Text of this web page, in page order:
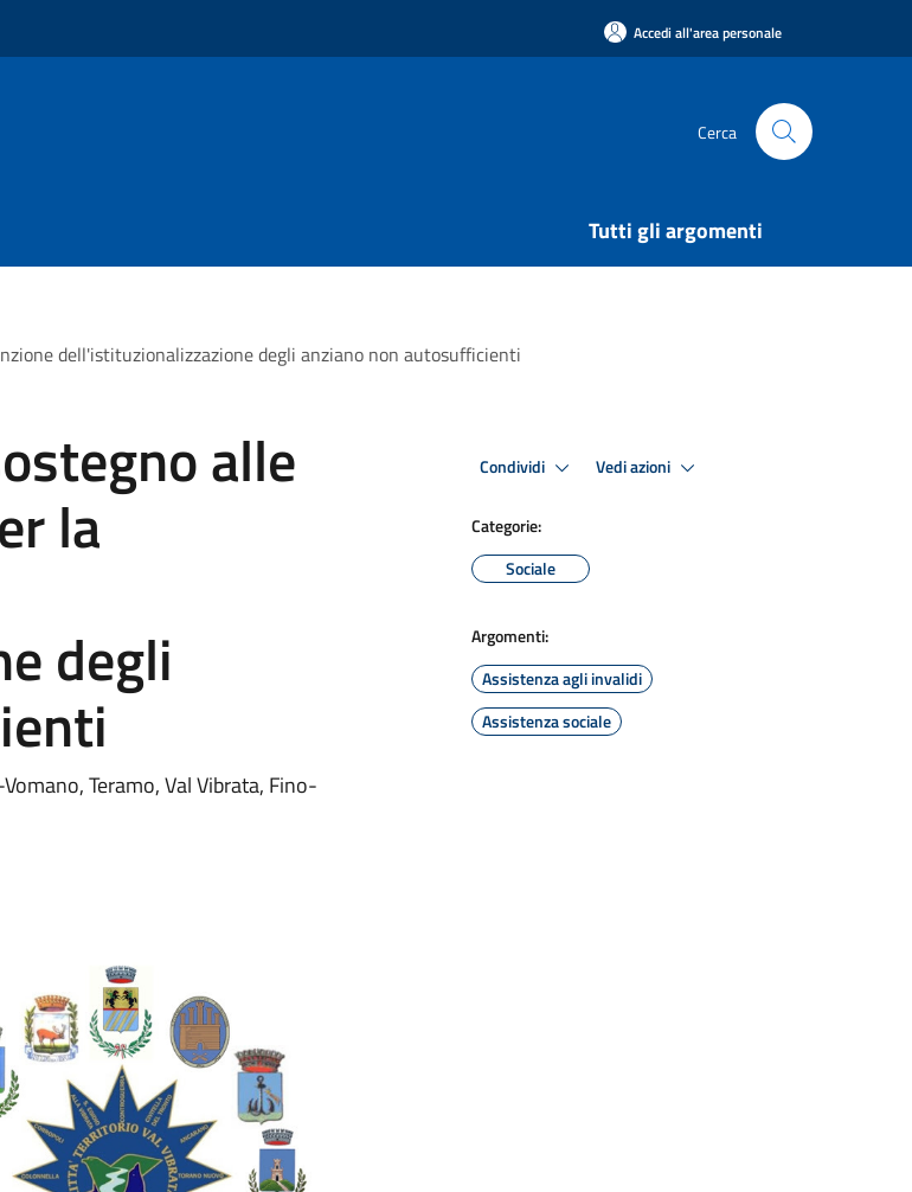
Accedi all'area personale
Cerca
Tutti gli argomenti
dell'istituzionalizzazione degli anziano non autosufficienti
alle
la
degli
Teramo, Val Vibrata, Fino-
Condividi Vedi azioni
Categorie:
Sociale
Argomenti:
Assistenza agli invalidi
Assistenza sociale